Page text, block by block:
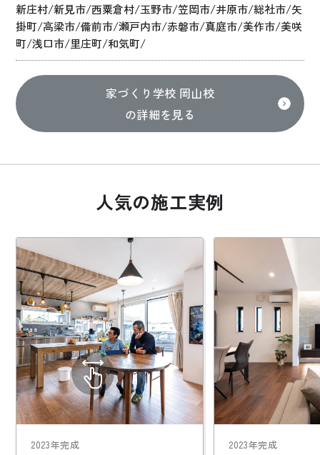
新庄村/新見市/西粟倉村/玉野市/笠岡市/井原市/総社市/矢
掛町/高梁市/備前市/瀬戸内市/赤磐市/真庭市/美作市/美咲
町/浅口市/里庄町/和気町/
家づくり学校 岡山校
の詳細を見る
人気の施工実例
2023年完成 2023年完成